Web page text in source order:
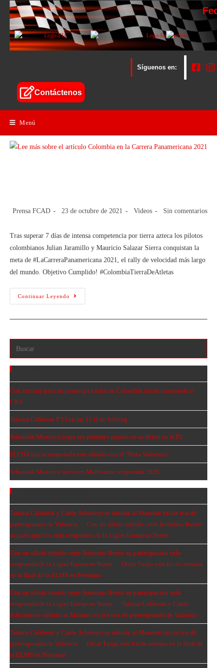
Síguenos en:
Contáctenos
Menú
Prensa FCAD 23 de octubre de 2021 Videos Sin comentarios
Tras superar 7 días de intensa competencia por tierra azteca los pilotos
colombianos Julian Jaramillo y Mauricio Salazar Sierra conquistan la
meta de #LaCarreraPanamericana 2021, el rally de velocidad más largo
del mundo. Objetivo Cumplido! #ColombiaTierraDeAtletas
Continuar Leyendo
Con victoria para un prototipo hecho en Colombia inició temporada el
CNA
Tatiana Calderón P.13 en las 12 H de Sebring
Sebastián Montoya logra sus primeros puntos en su debut en la F2
El CNA inicia temporada este sábado con el “Reto Valientes”
Sebastián Montoya inicia en Melbourne temporada 2025
Tatiana Calderón y Carrie Schreiner se subirán al Maserati en los test de
pretemporada de Valencia
Con un sólido triunfo cerró Jerónimo Berrío
su participación enla temporada de la Ligier European Series
Con un sólido triunfo cerró Jerónimo Berrío su participación enla
temporada de la Ligier European Series
Oscar Tunjo este fin de semana
en la final de la ELMS en Portimao
Con un sólido triunfo cerró Jerónimo Berrío su participación enla
temporada de la Ligier European Series
Tatiana Calderón y Carrie
Schreiner se subirán al Maserati en los test de pretemporada de Valencia
Tatiana Calderón y Carrie Schreiner se subirán al Maserati en los test de
pretemporada de Valencia
Oscar Tunjo este fin de semana en la final de
la ELMS en Portimao